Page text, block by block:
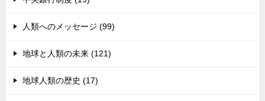
人類へのメッセージ (99)
地球と人類の未来 (121)
地球人類の歴史 (17)